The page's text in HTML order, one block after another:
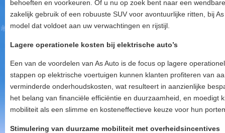
behoeften en voorkeuren. Of u nu op zoek bent naar een
zakelijk gebruik of een robuuste SUV voor avontuurlijke ritten, bij
model dat voldoet aan uw verwachtingen en rijstijl.
Lagere operationele kosten bij elektrische auto’s
Een van de voordelen van As Auto is de focus op lagere
stappen op elektrische voertuigen kunnen klanten profiteren van
verminderde onderhoudskosten, wat resulteert in aanzienlijke
het belang van financiële efficiëntie en duurzaamheid, en moedigt
mobiliteit als een slimme en kosteneffectieve keuze voor hun
Stimulering van duurzame mobiliteit met overheidsincentives